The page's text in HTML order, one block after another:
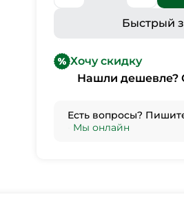
Быстрый
Хочу скидку
Нашли дешевле?
Есть вопросы?
Мы онлайн